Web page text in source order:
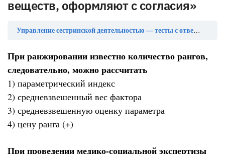
веществ, оформляют с согласия»
Управление сестринской деятельностью — тесты с ответами
При ранжировании известно количество рангов,
следовательно, можно рассчитать
1) параметрический индекс
2) средневзвешенный вес фактора
3) средневзвешенную оценку параметра
4) цену ранга (+)
При проведении медико-социальной экспертизы